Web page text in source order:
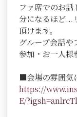
ファ席でのお
分になるほど...
頂けます。
グループ会話や
参加・お一人様
■会場の雰囲気
https://
E/